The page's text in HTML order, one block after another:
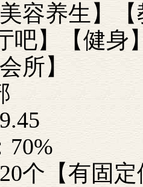
容养生】
吧】【健身
所】
70%
个【有固